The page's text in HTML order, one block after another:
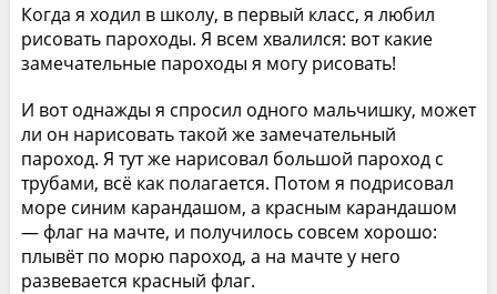
Когда я ходил в школу, в первый класс, я любил
рисовать пароходы. Я всем хвалился: вот какие
замечательные пароходы я могу рисовать!
И вот однажды я спросил одного мальчишку, может
ли он нарисовать такой же замечательный
пароход. Я тут же нарисовал большой пароход с
трубами, всё как полагается. Потом я подрисовал
море синим карандашом, а красным карандашом
— флаг на мачте, и получилось совсем хорошо:
плывёт по морю пароход, а на мачте у него
развевается красный флаг.